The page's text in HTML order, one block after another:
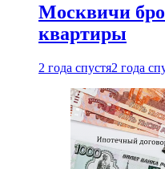
Москвичи
квартиры
2 года спустя2 года